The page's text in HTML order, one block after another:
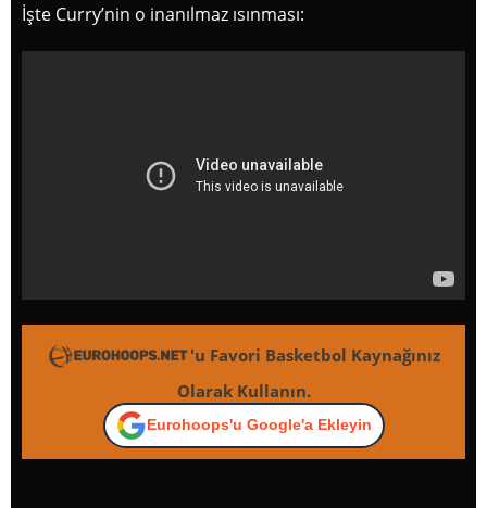
İşte Curry’nin o inanılmaz ısınması:
'u Favori Basketbol Kaynağınız
Olarak Kullanın.
Eurohoops'u Google'a Ekleyin